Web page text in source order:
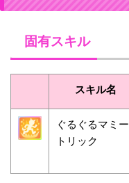
固有スキル
スキル名
ぐるぐるマミー
トリック